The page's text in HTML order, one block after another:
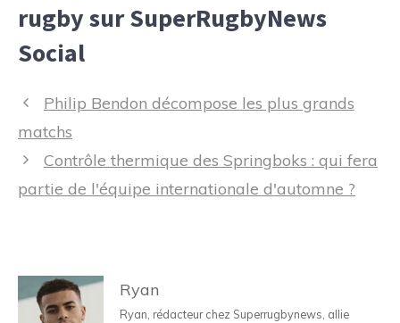
rugby sur SuperRugbyNews
Social
Navigation
des
Philip Bendon décompose les plus grands
matchs
Contrôle thermique des Springboks : qui fera
partie de l'équipe internationale d'automne ?
Ryan
Ryan, rédacteur chez Superrugbynews, allie